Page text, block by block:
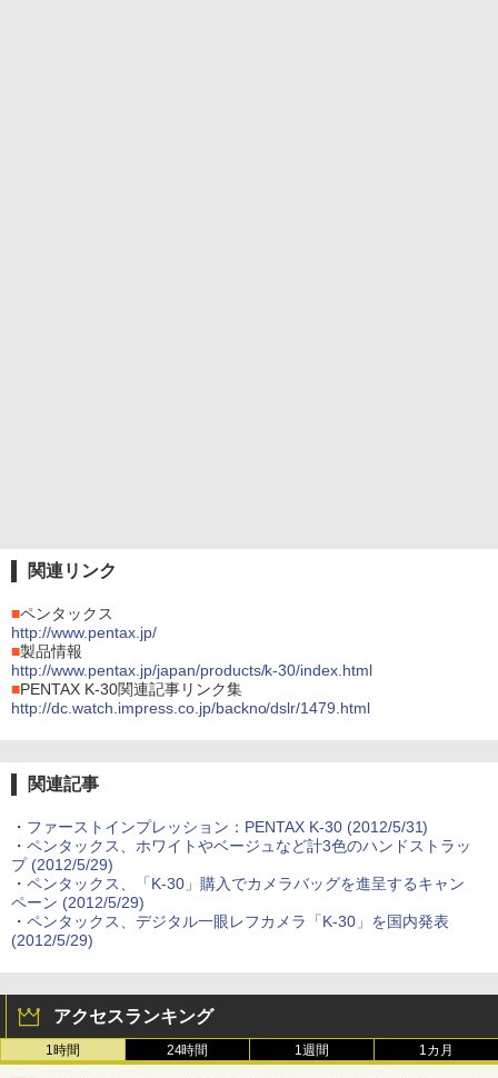
関連リンク
■ペンタックス
http://www.pentax.jp/
■製品情報
http://www.pentax.jp/japan/products/k-30/index.html
■PENTAX K-30関連記事リンク集
http://dc.watch.impress.co.jp/backno/dslr/1479.html
関連記事
・ ファーストインプレッション：PENTAX K-30 (2012/5/31)
・ ペンタックス、ホワイトやベージュなど計3色のハンドストラッ
プ (2012/5/29)
・ ペンタックス、「K-30」購入でカメラバッグを進呈するキャン
ペーン (2012/5/29)
・ ペンタックス、デジタル一眼レフカメラ「K-30」を国内発表
(2012/5/29)
アクセスランキング
1時間 24時間 1週間 1カ月